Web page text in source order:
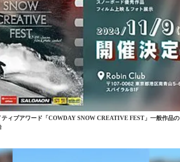
ティブアワード「COWDAY SNOW CREATIVE FEST」一般作品の